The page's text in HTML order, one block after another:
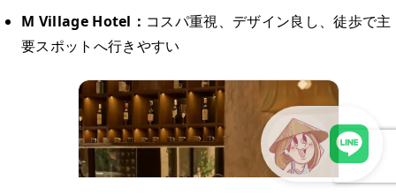
M Village Hotel： コスパ重視、デザイン良し、徒歩で主
要スポットへ行きやすい